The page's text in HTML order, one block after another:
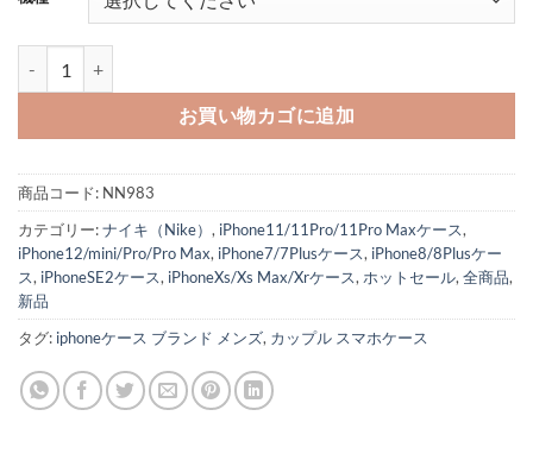
お買い物カゴに追加
商品コード: NN983
カテゴリー:ナイキ（Nike） , iPhone11/11Pro/11Pro Maxケース,
iPhone12/mini/Pro/Pro Max, iPhone7/7Plusケース, iPhone8/8Plusケー
ス, iPhoneSE2ケース, iPhoneXs/Xs Max/Xrケース, ホットセール, 全商品,
新品
タグ: iphoneケース ブランド メンズ, カップル スマホケース